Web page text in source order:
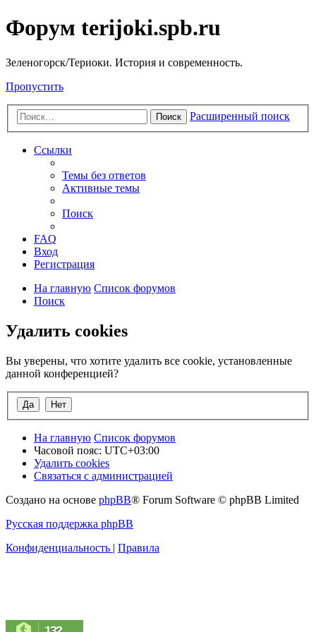
Форум terijoki.spb.ru
Зеленогорск/Териоки. История и современность.
Пропустить
Поиск Расширенный поиск
Ссылки
Темы без ответов
Активные темы
Поиск
FAQ
Вход
Регистрация
На главную Список форумов
Поиск
Удалить cookies
Вы уверены, что хотите удалить все cookie, установленные
данной конференцией?
На главную Список форумов
Часовой пояс: UTC+03:00
Удалить cookies
Связаться с администрацией
Создано на основе phpBB® Forum Software © phpBB Limited
Русская поддержка phpBB
Конфиденциальность | Правила